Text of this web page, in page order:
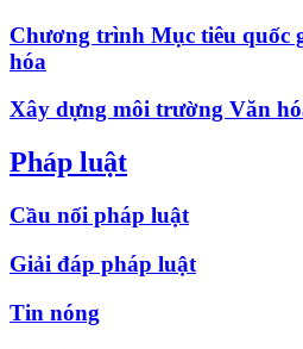
Chương trình Mục tiêu quốc
hóa
Xây dựng môi trường Văn
Pháp luật
Cầu nối pháp luật
Giải đáp pháp luật
Tin nóng